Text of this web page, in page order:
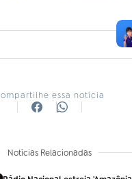
essa notícia
Notícias Relacionadas